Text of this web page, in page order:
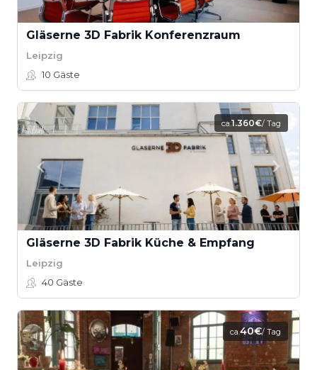
Gläserne 3D Fabrik Konferenzraum
Leipzig
10 Gäste
ca.1.360€/ Tag
Gläserne 3D Fabrik Küche & Empfang
Leipzig
40 Gäste
ca.40€/ Tag